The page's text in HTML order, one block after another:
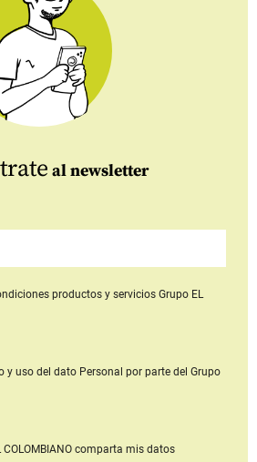
al newsletter
productos y serviciosGrupo EL
y uso del dato Personal por parte del Grupo
comparta mis datos